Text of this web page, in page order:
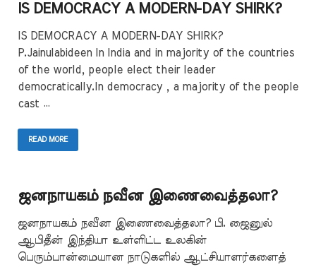
IS DEMOCRACY A MODERN-DAY SHIRK?
IS DEMOCRACY A MODERN-DAY SHIRK?
P.Jainulabideen In India and in majority of the countries
of the world, people elect their leader
democratically.In democracy , a majority of the people
cast …
READ MORE
ஜனநாயகம் நவீன இணைவைத்தலா?
ஜனநாயகம் நவீன இணைவைத்தலா? பி. ஜைனுல்
ஆபிதீன் இந்தியா உள்ளிட்ட உலகின்
பெரும்பான்மையான நாடுகளில் ஆட்சியாளர்களைத்